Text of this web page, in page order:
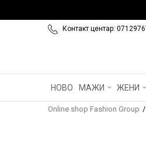
Контакт центар:
НОВО МАЖИ ЖЕНИ
Online shop Fashion Group